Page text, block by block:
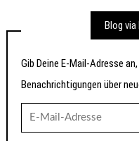
Blog via
Gib Deine E-Mail-Adresse
Benachrichtigungen über
Mail-